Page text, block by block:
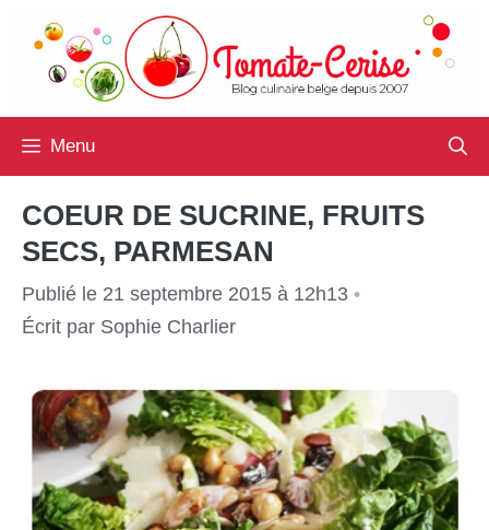
contenu
Menu
COEUR DE SUCRINE, FRUITS
SECS, PARMESAN
Publié le 21 septembre 2015 à 12h13 •
Écrit par Sophie Charlier